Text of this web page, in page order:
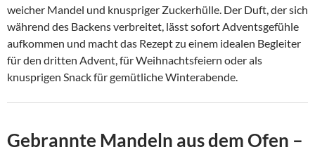
weicher Mandel und knuspriger Zuckerhülle. Der Duft, der sich
während des Backens verbreitet, lässt sofort Adventsgefühle
aufkommen und macht das Rezept zu einem idealen Begleiter
für den dritten Advent, für Weihnachtsfeiern oder als
knusprigen Snack für gemütliche Winterabende.
Gebrannte Mandeln aus dem Ofen –